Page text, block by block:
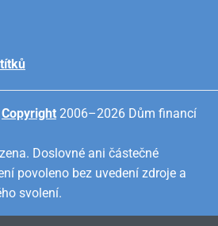
Copyright 2006–2026 Dům financí
Doslovné ani částečné
povoleno bez uvedení zdroje a
svolení.